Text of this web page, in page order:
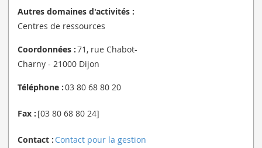
Autres domaines d'activités :
Centres de ressources
Coordonnées :71, rue Chabot-
Charny - 21000 Dijon
Téléphone :03 80 68 80 20
Fax : [03 80 68 80 24]
Contact : Contact pour la gestion